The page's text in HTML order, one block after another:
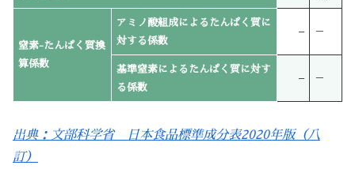
窒素-たんぱく質換
算係数
アミノ酸組成によるたんぱく質に
対する係数
– －
基準窒素によるたんぱく質に対す
る係数
– －
出典：文部科学省 日本食品標準成分表2020年版（八
訂）